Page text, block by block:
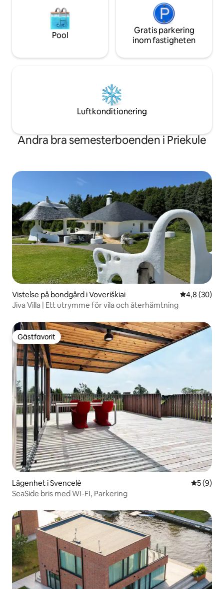
Pool
Gratis parkering
inom fastigheten
Luftkonditionering
Andra bra semesterboenden i Priekule
Vistelse på bondgård i Voveriškiai 4,8 av 5 i
4,8 (30)
Jiva Villa | Ett utrymme för vila och återhämtning
Gästfavorit
Gästfavorit
Lägenhet i Svencelė 5 av 5 i
5 (9)
SeaSide bris med WI-FI, Parkering